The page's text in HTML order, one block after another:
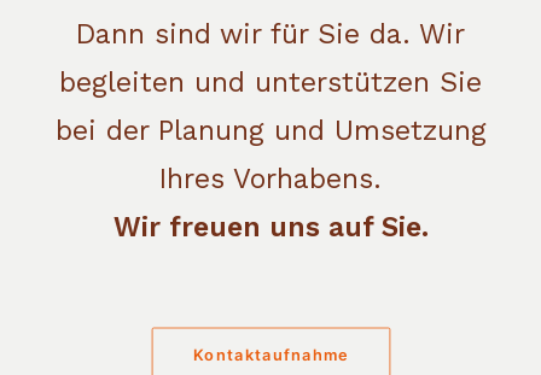
Dann sind wir für Sie da. Wir
begleiten und unterstützen Sie
bei der Planung und Umsetzung
Ihres Vorhabens.
Wir freuen uns auf Sie.
Kontaktaufnahme